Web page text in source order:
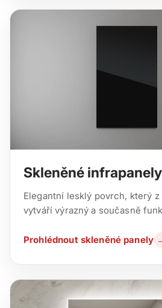
Skleněné infrapanely
Elegantní lesklý povrch, který
vytváří výrazný a současně
Prohlédnout skleněné panely